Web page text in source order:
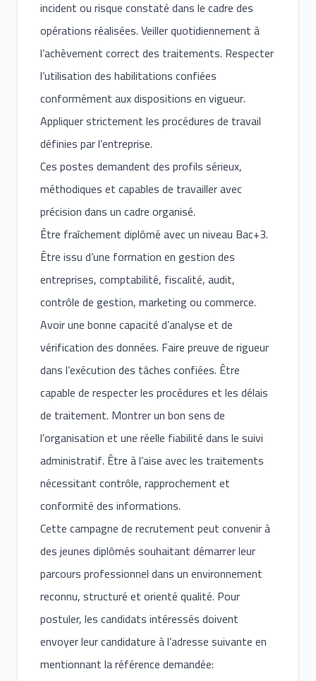
incident ou risque constaté dans le cadre des
opérations réalisées. Veiller quotidiennement à
l’achèvement correct des traitements. Respecter
l’utilisation des habilitations confiées
conformément aux dispositions en vigueur.
Appliquer strictement les procédures de travail
définies par l’entreprise.
Ces postes demandent des profils sérieux,
méthodiques et capables de travailler avec
précision dans un cadre organisé.
Être fraîchement diplômé avec un niveau Bac+3.
Être issu d’une formation en gestion des
entreprises, comptabilité, fiscalité, audit,
contrôle de gestion, marketing ou commerce.
Avoir une bonne capacité d’analyse et de
vérification des données. Faire preuve de rigueur
dans l’exécution des tâches confiées. Être
capable de respecter les procédures et les délais
de traitement. Montrer un bon sens de
l’organisation et une réelle fiabilité dans le suivi
administratif. Être à l’aise avec les traitements
nécessitant contrôle, rapprochement et
conformité des informations.
Cette campagne de recrutement peut convenir à
des jeunes diplômés souhaitant démarrer leur
parcours professionnel dans un environnement
reconnu, structuré et orienté qualité. Pour
postuler, les candidats intéressés doivent
envoyer leur candidature à l’adresse suivante en
mentionnant la référence demandée: